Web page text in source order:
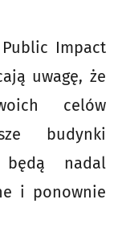
Impact
uwagę, że
celów
budynki
będą nadal
i ponownie